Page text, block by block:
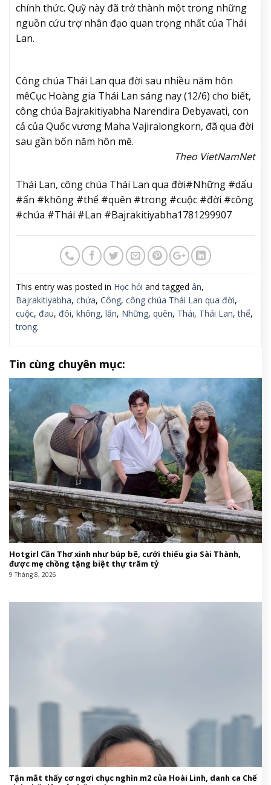
chính thức. Quỹ này đã trở thành một trong những
nguồn cứu trợ nhân đạo quan trọng nhất của Thái
Lan.
Công chúa Thái Lan qua đời sau nhiều năm hôn
mêCục Hoàng gia Thái Lan sáng nay (12/6) cho biết,
công chúa Bajrakitiyabha Narendira Debyavati, con
cả của Quốc vương Maha Vajiralongkorn, đã qua đời
sau gần bốn năm hôn mê.
Theo VietNamNet
Thái Lan, công chúa Thái Lan qua đời#Những #dấu
#ấn #không #thể #quên #trong #cuộc #đời #công
#chúa #Thái #Lan #Bajrakitiyabha1781299907
This entry was posted in Học hỏi and tagged ân,
Bajrakitiyabha, chứa, Công, công chúa Thái Lan qua đời,
cuộc, đau, đôi, không, lấn, Những, quên, Thái, Thái Lan,thể,
trong.
Tin cùng chuyên mục:
Hotgirl Cần Thơ xinh như búp bê, cưới thiếu gia Sài Thành,
được mẹ chồng tặng biệt thự trăm tỷ
9 Tháng 8, 2026
Tận mắt thấy cơ ngơi chục nghìn m2 của Hoài Linh, danh ca Chế